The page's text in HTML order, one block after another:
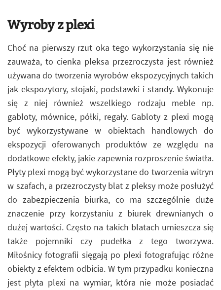
Wyroby z plexi
Choć na pierwszy rzut oka tego wykorzystania się nie
zauważa, to cienka pleksa przezroczysta jest również
używana do tworzenia wyrobów ekspozycyjnych takich
jak ekspozytory, stojaki, podstawki i standy. Wykonuje
się z niej również wszelkiego rodzaju meble np.
gabloty, mównice, półki, regały. Gabloty z plexi mogą
być wykorzystywane w obiektach handlowych do
ekspozycji oferowanych produktów ze względu na
dodatkowe efekty, jakie zapewnia rozproszenie światła.
Płyty plexi mogą być wykorzystane do tworzenia witryn
w szafach, a przezroczysty blat z pleksy może posłużyć
do zabezpieczenia biurka, co ma szczególnie duże
znaczenie przy korzystaniu z biurek drewnianych o
dużej wartości. Często na takich blatach umieszcza się
także pojemniki czy pudełka z tego tworzywa.
Miłośnicy fotografii sięgają po plexi fotografując różne
obiekty z efektem odbicia. W tym przypadku konieczna
jest płyta plexi na wymiar, która nie może posiadać